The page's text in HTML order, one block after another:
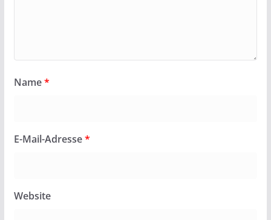
Name*
E-Mail-Adresse*
Website